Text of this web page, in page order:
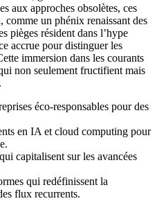
aux approches obsolètes, ces
comme un phénix renaissant des
pièges résident dans l’hype
accrue pour distinguer les
immersion dans les courants
non seulement fructifient mais
éco-responsables pour des
en IA et cloud computing pour
capitalisent sur les avancées
qui redéfinissent la
flux recurrents.